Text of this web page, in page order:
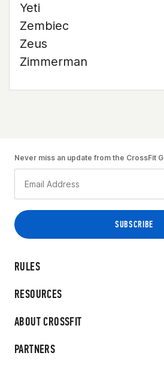
Yeti
Zembiec
Zeus
Zimmerman
RULES
RESOURCES
ABOUT CROSSFIT
PARTNERS
Never miss an update from the CrossFit